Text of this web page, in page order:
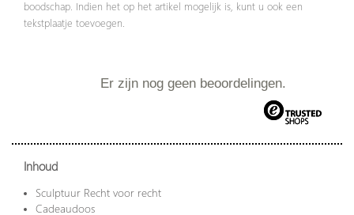
boodschap. Indien het op het artikel mogelijk is, kunt u ook een
tekstplaatje toevoegen.
Er zijn nog geen beoordelingen.
Inhoud
Sculptuur Recht voor recht
Cadeaudoos